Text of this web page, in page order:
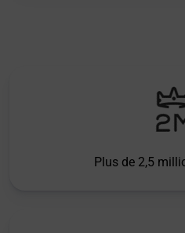
Plus de 2,5